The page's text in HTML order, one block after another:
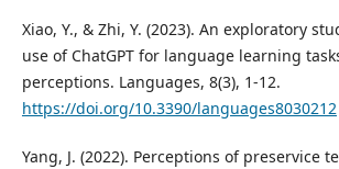
Xiao, Y., & Zhi, Y. (2023). An exploratory
use of ChatGPT for language learning
perceptions. Languages, 8(3), 1-12.
https://doi.org/10.3390/languages8030212
Yang, J. (2022). Perceptions of preservice